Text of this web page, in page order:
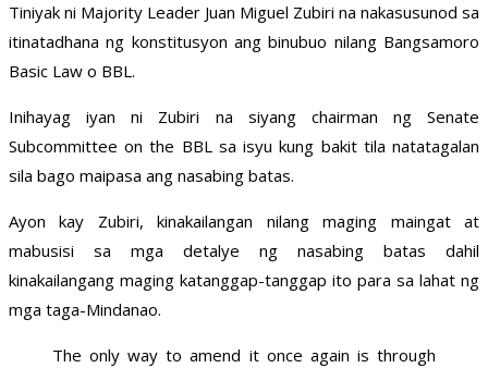
Tiniyak ni Majority Leader Juan Miguel Zubiri na nakasusunod sa
itinatadhana ng konstitusyon ang binubuo nilang Bangsamoro
Basic Law o BBL.
Inihayag iyan ni Zubiri na siyang chairman ng Senate
Subcommittee on the BBL sa isyu kung bakit tila natatagalan
sila bago maipasa ang nasabing batas.
Ayon kay Zubiri, kinakailangan nilang maging maingat at
mabusisi sa mga detalye ng nasabing batas dahil
kinakailangang maging katanggap-tanggap ito para sa lahat ng
mga taga-Mindanao.
The only way to amend it once again is through